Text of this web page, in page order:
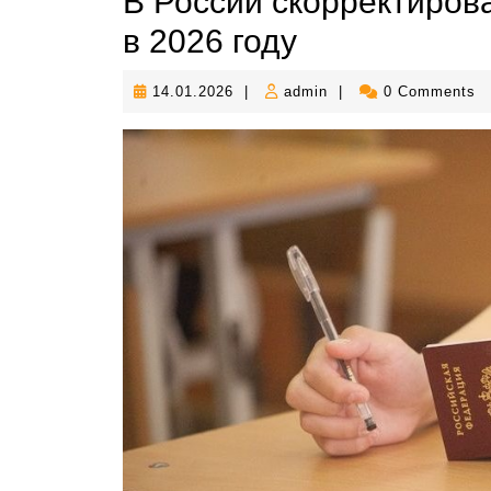
в 2026 году
14.01.2026 14.01.2026
admin admin 0 Comments